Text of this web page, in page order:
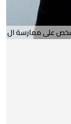
على ممارسة ال